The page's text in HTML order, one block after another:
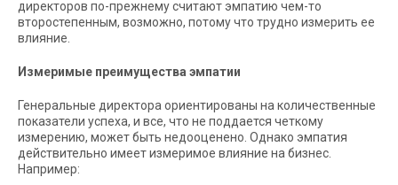
директоров по-прежнему считают эмпатию чем-то
второстепенным, возможно, потому что трудно измерить ее
влияние.
Измеримые преимущества эмпатии
Генеральные директора ориентированы на количественные
показатели успеха, и все, что не поддается четкому
измерению, может быть недооценено. Однако эмпатия
действительно имеет измеримое влияние на бизнес.
Например: